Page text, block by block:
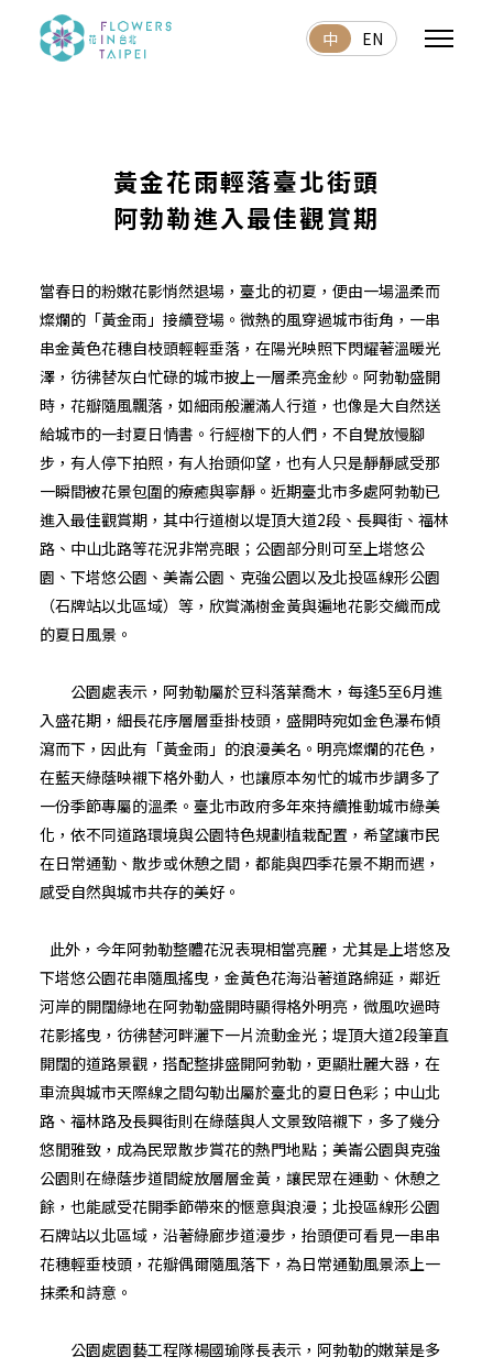
中 EN
黃金花雨輕落臺北街頭
阿勃勒進入最佳觀賞期
當春日的粉嫩花影悄然退場，臺北的初夏，便由一場溫柔而
燦爛的「黃金雨」接續登場。微熱的風穿過城市街角，一串
串金黃色花穗自枝頭輕輕垂落，在陽光映照下閃耀著溫暖光
澤，彷彿替灰白忙碌的城市披上一層柔亮金紗。阿勃勒盛開
時，花瓣隨風飄落，如細雨般灑滿人行道，也像是大自然送
給城市的一封夏日情書。行經樹下的人們，不自覺放慢腳
步，有人停下拍照，有人抬頭仰望，也有人只是靜靜感受那
一瞬間被花景包圍的療癒與寧靜。近期臺北市多處阿勃勒已
進入最佳觀賞期，其中行道樹以堤頂大道2段、長興街、福林
路、中山北路等花況非常亮眼；公園部分則可至上塔悠公
園、下塔悠公園、美崙公園、克強公園以及北投區線形公園
（石牌站以北區域）等，欣賞滿樹金黃與遍地花影交織而成
的夏日風景。
公園處表示，阿勃勒屬於豆科落葉喬木，每逢5至6月進
入盛花期，細長花序層層垂掛枝頭，盛開時宛如金色瀑布傾
瀉而下，因此有「黃金雨」的浪漫美名。明亮燦爛的花色，
在藍天綠蔭映襯下格外動人，也讓原本匆忙的城市步調多了
一份季節專屬的溫柔。臺北市政府多年來持續推動城市綠美
化，依不同道路環境與公園特色規劃植栽配置，希望讓市民
在日常通勤、散步或休憩之間，都能與四季花景不期而遇，
感受自然與城市共存的美好。
此外，今年阿勃勒整體花況表現相當亮麗，尤其是上塔悠及
下塔悠公園花串隨風搖曳，金黃色花海沿著道路綿延，鄰近
河岸的開闊綠地在阿勃勒盛開時顯得格外明亮，微風吹過時
花影搖曳，彷彿替河畔灑下一片流動金光；堤頂大道2段筆直
開闊的道路景觀，搭配整排盛開阿勃勒，更顯壯麗大器，在
車流與城市天際線之間勾勒出屬於臺北的夏日色彩；中山北
路、福林路及長興街則在綠蔭與人文景致陪襯下，多了幾分
悠閒雅致，成為民眾散步賞花的熱門地點；美崙公園與克強
公園則在綠蔭步道間綻放層層金黃，讓民眾在運動、休憩之
餘，也能感受花開季節帶來的愜意與浪漫；北投區線形公園
石牌站以北區域，沿著綠廊步道漫步，抬頭便可看見一串串
花穗輕垂枝頭，花瓣偶爾隨風落下，為日常通勤風景添上一
抹柔和詩意。
公園處園藝工程隊楊國瑜隊長表示，阿勃勒的嫩葉是多